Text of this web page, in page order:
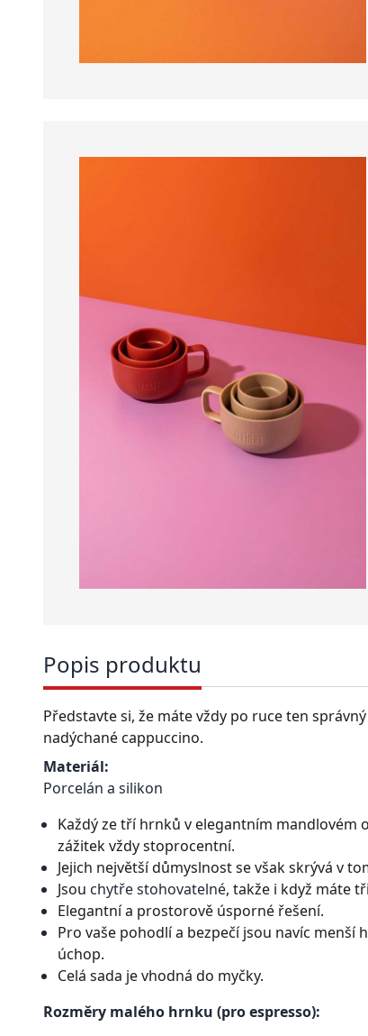
Popis produktu
Představte si, že máte vždy po ruce ten
nadýchané cappuccino.
Materiál:
Porcelán a silikon
Každý ze tří hrnků v elegantním mandlovém
zážitek vždy stoprocentní.
Jejich největší důmyslnost se však skrývá v
Jsou chytře stohovatelné, takže i když máte
Elegantní a prostorově úsporné řešení.
Pro vaše pohodlí a bezpečí jsou navíc menší
úchop.
Celá sada je vhodná do myčky.
Rozměry malého hrnku (pro espresso):